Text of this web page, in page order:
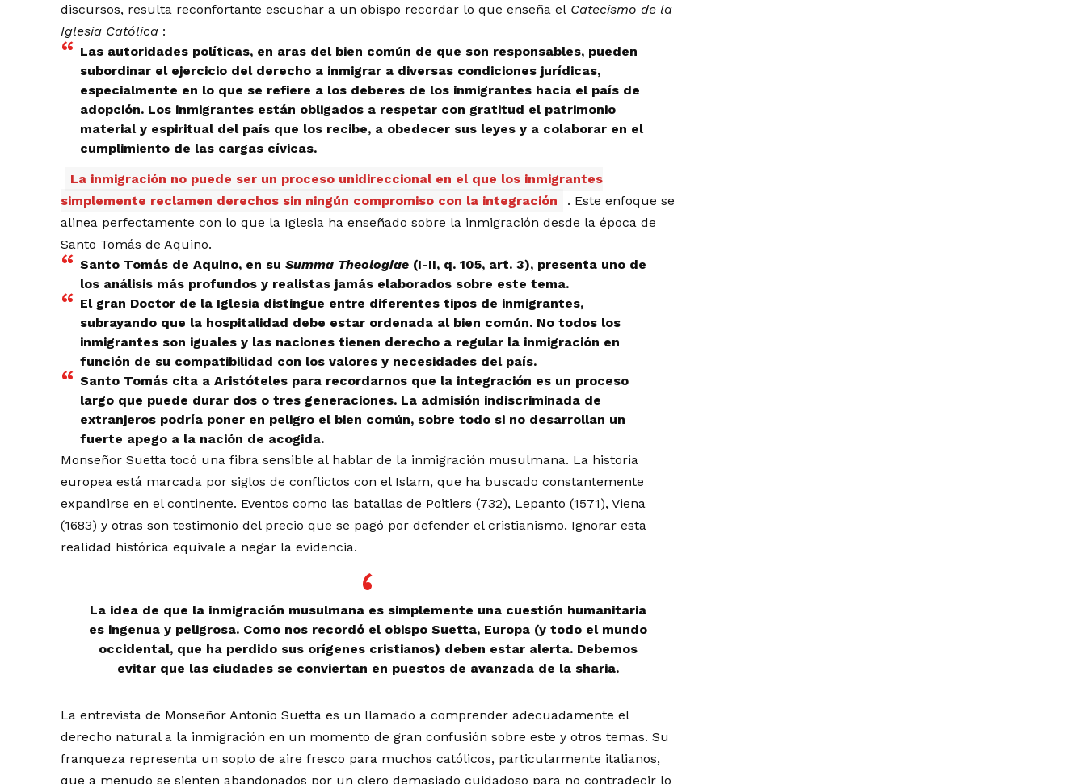
discursos, resulta reconfortante escuchar a un obispo recordar lo que enseña el Catecismo de la
Iglesia Católica :
Las autoridades políticas, en aras del bien común de que son responsables, pueden
subordinar el ejercicio del derecho a inmigrar a diversas condiciones jurídicas,
especialmente en lo que se refiere a los deberes de los inmigrantes hacia el país de
adopción. Los inmigrantes están obligados a respetar con gratitud el patrimonio
material y espiritual del país que los recibe, a obedecer sus leyes y a colaborar en el
cumplimiento de las cargas cívicas.
La inmigración no puede ser un proceso unidireccional en el que los inmigrantes
simplemente reclamen derechos sin ningún compromiso con la integración
. Este enfoque se
alinea perfectamente con lo que la Iglesia ha enseñado sobre la inmigración desde la época de
Santo Tomás de Aquino.
Santo Tomás de Aquino, en suSumma Theologiae (I-II, q. 105, art. 3), presenta uno de
los análisis más profundos y realistas jamás elaborados sobre este tema.
El gran Doctor de la Iglesia distingue entre diferentes tipos de inmigrantes,
subrayando que la hospitalidad debe estar ordenada al bien común. No todos los
inmigrantes son iguales y las naciones tienen derecho a regular la inmigración en
función de su compatibilidad con los valores y necesidades del país.
Santo Tomás cita a Aristóteles para recordarnos que la integración es un proceso
largo que puede durar dos o tres generaciones. La admisión indiscriminada de
extranjeros podría poner en peligro el bien común, sobre todo si no desarrollan un
fuerte apego a la nación de acogida.
Monseñor Suetta tocó una fibra sensible al hablar de la inmigración musulmana. La historia
europea está marcada por siglos de conflictos con el Islam, que ha buscado constantemente
expandirse en el continente. Eventos como las batallas de Poitiers (732), Lepanto (1571), Viena
(1683) y otras son testimonio del precio que se pagó por defender el cristianismo. Ignorar esta
realidad histórica equivale a negar la evidencia.
La idea de que la inmigración musulmana es simplemente una cuestión humanitaria
es ingenua y peligrosa. Como nos recordó el obispo Suetta, Europa (y todo el mundo
occidental, que ha perdido sus orígenes cristianos) deben estar alerta. Debemos
evitar que las ciudades se conviertan en puestos de avanzada de la sharia.
La entrevista de Monseñor Antonio Suetta es un llamado a comprender adecuadamente el
derecho natural a la inmigración en un momento de gran confusión sobre este y otros temas. Su
franqueza representa un soplo de aire fresco para muchos católicos, particularmente italianos,
que a menudo se sienten abandonados por un clero demasiado cuidadoso para no contradecir lo